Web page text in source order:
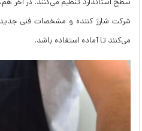
سطح استاندارد تنظیم می‌کنند. در آخر
شرکت شارژ کننده و مشخصات فنی
می‌کنند تا آماده استفاده باشد.